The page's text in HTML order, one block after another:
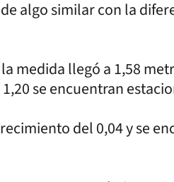
algo similar con la
medida llegó a 1,58
se encuentran
del 0,04 y se